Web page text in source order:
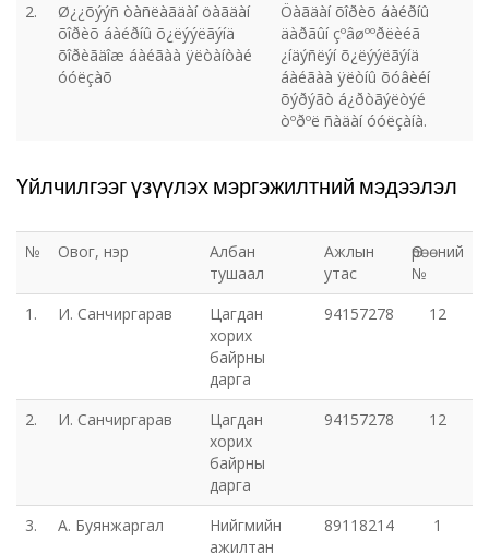
2.
Ø¿¿õýýñ òàñëàãäàí öàãäàí
õîðèõ áàéðíû õ¿ëýýëãýíä
õîðèãäîæ áàéãàà ÿëòàíòàé
óóëçàõ
Öàãäàí õîðèõ áàéðíû
äàðãûí çºâøººðëèéã
¿íäýñëýí õ¿ëýýëãýíä
áàéãàà ÿëòíû õóâèéí
õýðýãò á¿ðòãýëòýé
òºðºë ñàäàí óóëçàíà.
Үйлчилгээг үзүүлэх мэргэжилтний мэдээлэл
№ Овог, нэр
Албан
тушаал
Ажлын
утас
Өрөөний
№
1.
И. Санчиргарав
Цагдан
хорих
байрны
дарга
94157278 12
2. И. Санчиргарав
Цагдан
хорих
байрны
дарга
94157278 12
3. А. Буянжаргал
Нийгмийн
ажилтан
89118214 1